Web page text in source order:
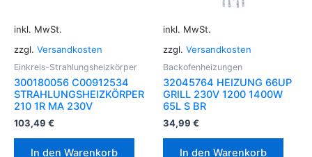
inkl. MwSt.
zzgl. Versandkosten
Einkreis-Strahlungsheizkörper
300180056 C00912534
STRAHLUNGSHEIZKÖRPER
210 1R MA 230V
103,49 €
In den Warenkorb
inkl. MwSt.
zzgl. Versandkosten
Backofenheizungen
32045764 HEIZUNG 66UP
GRILL 230V 1200 1400W
65L S BR
34,99 €
In den Warenkorb